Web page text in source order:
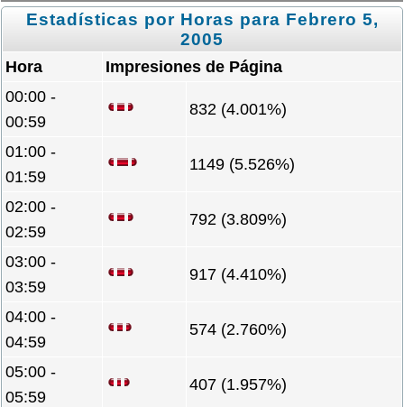
Estadísticas por Horas para Febrero 5,
2005
Hora
Impresiones de Página
00:00 -
00:59
832 (4.001%)
01:00 -
01:59
1149 (5.526%)
02:00 -
02:59
792 (3.809%)
03:00 -
03:59
917 (4.410%)
04:00 -
04:59
574 (2.760%)
05:00 -
05:59
407 (1.957%)